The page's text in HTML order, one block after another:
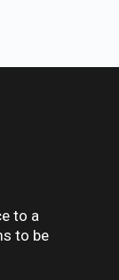
to a
to be